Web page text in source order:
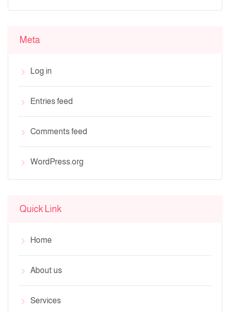
Meta
Log in
Entries feed
Comments feed
WordPress.org
Quick Link
Home
About us
Services